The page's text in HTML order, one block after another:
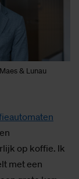
& Lunau
op koffie. Ik
met een